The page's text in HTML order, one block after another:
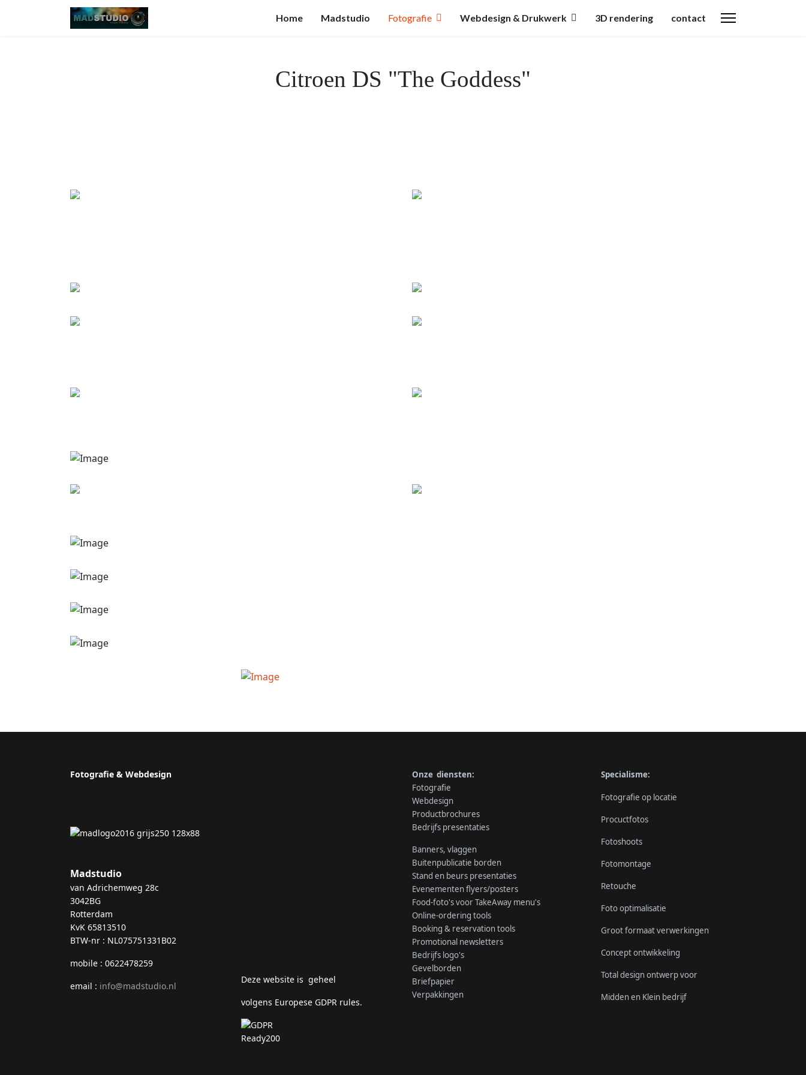
Home Madstudio Fotografie Webdesign & Drukwerk 3D rendering contact
Citroen DS "The Goddess"
Fotografie & Webdesign
Madstudio
van Adrichemweg 28c
3042BG
Rotterdam
KvK 65813510
BTW-nr : NL075751331B02
mobile : 0622478259
email : info@madstudio.nl
Deze website is geheel
volgens Europese GDPR rules.
Onze diensten:
Fotografie
Webdesign
Productbrochures
Bedrijfs presentaties
Banners, vlaggen
Buitenpublicatie borden
Stand en beurs presentaties
Evenementen flyers/posters
Food-foto's voor TakeAway menu's
Online-ordering tools
Booking & reservation tools
Promotional newsletters
Bedrijfs logo's
Gevelborden
Briefpapier
Verpakkingen
Specialisme:
Fotografie op locatie
Procuctfotos
Fotoshoots
Fotomontage
Retouche
Foto optimalisatie
Groot formaat verwerkingen
Concept ontwikkeling
Total design ontwerp voor
Midden en Klein bedrijf